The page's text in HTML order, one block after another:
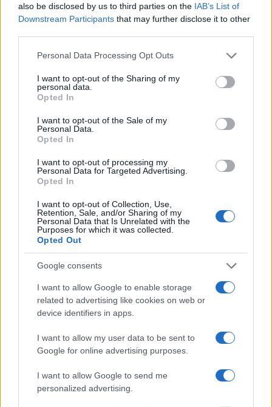
also be disclosed by us to third parties on the IAB’s List of
Downstream Participants that may further disclose it to other
Please note that this website/app uses one or more Google
not limited to your visit or usage behaviour. You may click to
grant or deny consent to Google and its third-party tags to
use your data for below specified purposes in below Google
consent section.
Personal Data Processing Opt Outs
I want to opt-out of the Sharing of my
personal data.
Opted In
I want to opt-out of the Sale of my
Personal Data.
Opted In
I want to opt-out of processing my
Personal Data for Targeted Advertising.
Opted In
I want to opt-out of Collection, Use,
Retention, Sale, and/or Sharing of my
Personal Data that Is Unrelated with the
Purposes for which it was collected.
Opted Out
Google consents
I want to allow Google to enable storage
related to advertising like cookies on web or
device identifiers in apps.
I want to allow my user data to be sent to
Google for online advertising purposes.
I want to allow Google to send me
personalized advertising.
Money 365
Day Travel
Tutto Gaming
ESG 365
Food Wiki
FuturoDonna
HomeMagazine
SecondHomeMagazine
Actualidad
Finanzas 24
Think.es
Viajar 365
ES Newz